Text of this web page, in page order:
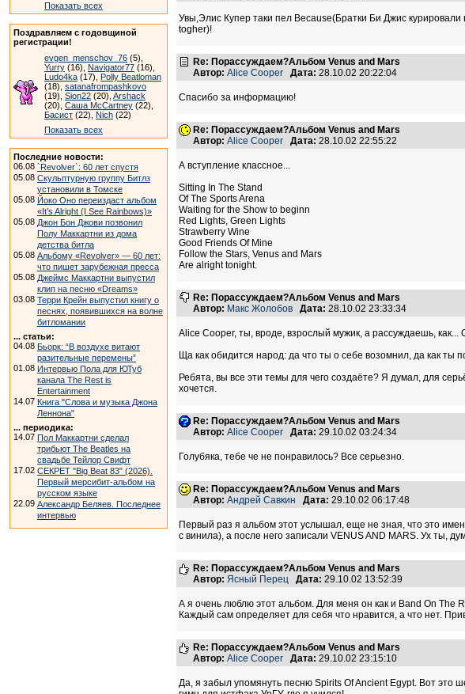
Показать всех
Поздравляем с годовщиной
регистрации!
evgen_menschov_76 (5),
Yurry (16), Navigator77 (16),
Ludo4ka (17), Polly Beatloman
(18), satanafrompashkovo
(19), Sion22 (20), Arshack
(20), Саша McCartney (22),
Басист (22), Nich (22)
Показать всех
Последние новости:
06.08 `Revolver`: 60 лет спустя
05.08 Скульптурную группу Битлз
установили в Томске
05.08 Йоко Оно переиздаст альбом
«It’s Alright (I See Rainbows)»
05.08 Джон Бон Джови позвонил
Полу Маккартни из дома
детства битла
05.08 Альбому «Revolver» — 60 лет:
что пишет зарубежная пресса
05.08 Джеймс Маккартни выпустил
клип на песню «Dreams»
03.08 Терри Крейн выпустил книгу о
песнях, появившихся на волне
битломании
... статьи:
04.08 Бьорк: “В воздухе витают
разительные перемены”
01.08 Интервью Пола для ЮТуб
канала The Rest is
Entertainment
14.07 Книга "Слова и музыка Джона
Леннона"
... периодика:
14.07 Пол Маккартни сделал
трибьют The Beatles на
свадьбе Тейлор Свифт
17.02 СЕКРЕТ "Big Beat 83" (2026).
Первый мерсибит-альбом на
русском языке
22.09 Александр Беляев. Последнее
интервью
Увы,Элис Купер таки пел Because(Братки Би Джис
togher)!
Re: Порассуждаем?Альбом Venus and Mars
Автор: Alice Cooper Дата: 28.10.02 20:22:04
Спасибо за информацию!
Re: Порассуждаем?Альбом Venus and Mars
Автор: Alice Cooper Дата: 28.10.02 22:55:22
А вступление классное...
Sitting In The Stand
Of The Sports Arena
Waiting for the Show to beginn
Red Lights, Green Lights
Strawberry Wine
Good Friends Of Mine
Follow the Stars, Venus and Mars
Are alright tonight.
Re: Порассуждаем?Альбом Venus and Mars
Автор: Макс Жолобов Дата: 28.10.02 23:33:34
Alice Cooper, ты, вроде, взрослый мужик, а рассуждаешь,
Ща как обидится народ: да что ты о себе возомнил, да как ты
Ребята, вы все эти темы для чего создаёте? Я думал, для
хочется.
Re: Порассуждаем?Альбом Venus and Mars
Автор: Alice Cooper Дата: 29.10.02 03:24:34
Голубяка, тебе че не понравилось? Все серьезно.
Re: Порассуждаем?Альбом Venus and Mars
Автор: Андрей Савкин Дата: 29.10.02 06:17:48
Первый раз я альбом этот услышал, еще не зная, что это
с винила), а после него записали VENUS AND MARS. Ух ты,
Re: Порассуждаем?Альбом Venus and Mars
Автор: Ясный Перец Дата: 29.10.02 13:52:39
А я очень люблю этот альбом. Для меня он как и Band On The
Каждый сам определяет для себя что нравится, а что нет.
Re: Порассуждаем?Альбом Venus and Mars
Автор: Alice Cooper Дата: 29.10.02 23:15:10
Да, я забыл упомянуть песню Spirits Of Ancient Egypt. Вот это